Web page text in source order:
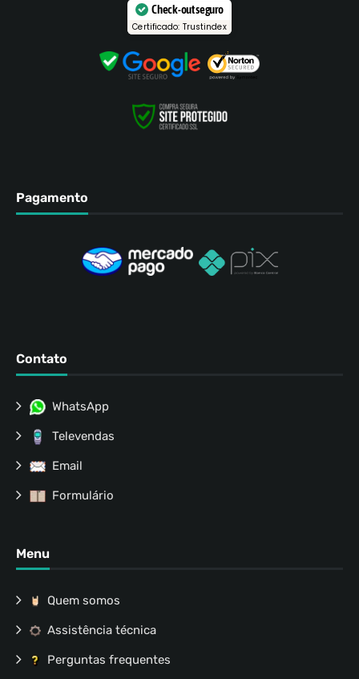
Check-out seguro
Certificado: Trustindex
Pagamento
Contato
WhatsApp
Televendas
Email
Formulário
Menu
Quem somos
Assistência técnica
Perguntas frequentes